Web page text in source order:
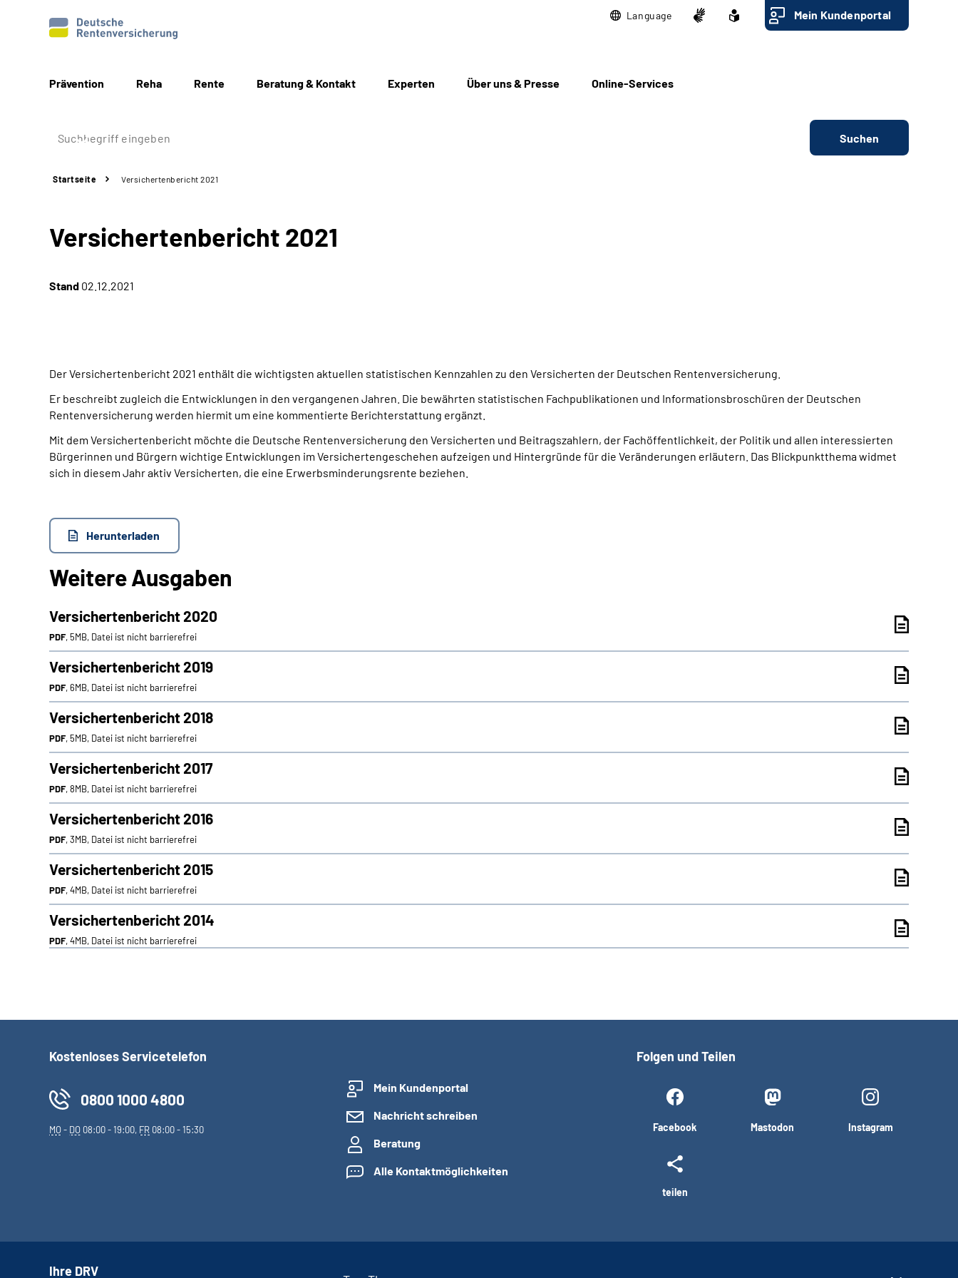
Language Mein Kundenportal
Prävention Reha Rente Beratung & Kontakt Experten Über uns & Presse Online-Services
Suchen
Startseite Versichertenbericht 2021
Versichertenbericht 2021
Stand 02.12.2021
Der Versichertenbericht 2021 enthält die wichtigsten aktuellen statistischen Kennzahlen zu den Versicherten der Deutschen Rentenversicherung.
Er beschreibt zugleich die Entwicklungen in den vergangenen Jahren. Die bewährten statistischen Fachpublikationen und Informationsbroschüren der Deutschen
Rentenversicherung werden hiermit um eine kommentierte Berichterstattung ergänzt.
Mit dem Versichertenbericht möchte die Deutsche Rentenversicherung den Versicherten und Beitragszahlern, der Fachöffentlichkeit, der Politik und allen interessierten
Bürgerinnen und Bürgern wichtige Entwicklungen im Versichertengeschehen aufzeigen und Hintergründe für die Veränderungen erläutern. Das Blickpunktthema widmet
sich in diesem Jahr aktiv Versicherten, die eine Erwerbsminderungsrente beziehen.
Herunterladen
Weitere Ausgaben
Versichertenbericht 2020
PDF, 5MB, Datei ist nicht barrierefrei
Versichertenbericht 2019
PDF, 6MB, Datei ist nicht barrierefrei
Versichertenbericht 2018
PDF, 5MB, Datei ist nicht barrierefrei
Versichertenbericht 2017
PDF, 8MB, Datei ist nicht barrierefrei
Versichertenbericht 2016
PDF, 3MB, Datei ist nicht barrierefrei
Versichertenbericht 2015
PDF, 4MB, Datei ist nicht barrierefrei
Versichertenbericht 2014
PDF, 4MB, Datei ist nicht barrierefrei
Kostenloses Servicetelefon
0800 1000 4800
MO- DO 08:00 - 19:00, FR 08:00 - 15:30
Mein Kundenportal
Nachricht schreiben
Beratung
Alle Kontaktmöglichkeiten
Folgen und Teilen
Facebook Mastodon Instagram
teilen
Ihre DRV